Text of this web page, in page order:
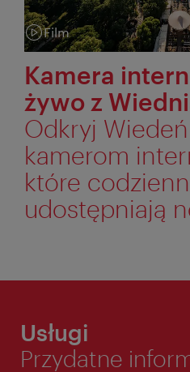
Kamera
żywo z
Odkryj
kamerom
które
udostępniają
Kategoria:
Film
Usługi
Przydatne